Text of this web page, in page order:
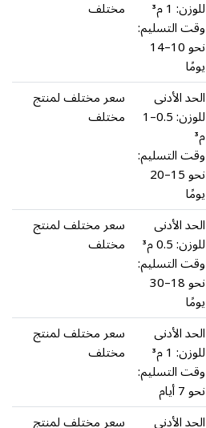
للوزن: 1 م³
وقت التسليم:
نحو 10–14
يومًا
مختلف
الحد الأدنى
للوزن: 0.5–1
م³
وقت التسليم:
نحو 15–20
يومًا
سعر مختلف لمنتج
مختلف
الحد الأدنى
للوزن: 0.5 م³
وقت التسليم:
نحو 18–30
يومًا
سعر مختلف لمنتج
مختلف
الحد الأدنى
للوزن: 1 م³
وقت التسليم:
نحو 7 أيام
سعر مختلف لمنتج
مختلف
الحد الأدنى سعر مختلف لمنتج